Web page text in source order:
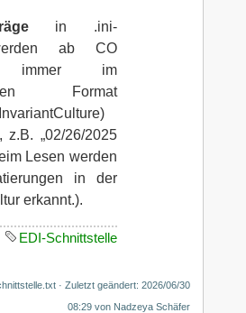
in .ini-
ab CO
immer im
Format
z.B. „02/26/2025
Lesen werden
in der
erkannt.).
EDI-Schnittstelle
· Zuletzt geändert: 2026/06/30
08:29 von Nadzeya Schäfer